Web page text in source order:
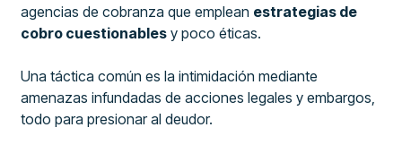
agencias de cobranza que emplean estrategias de
cobro cuestionables y poco éticas.
Una táctica común es la intimidación mediante
amenazas infundadas de acciones legales y embargos,
todo para presionar al deudor.